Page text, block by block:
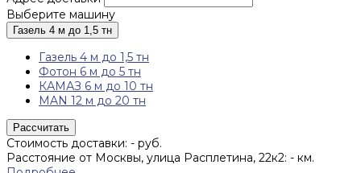
Выберите машину
Газель 4 м до 1,5 тн
Газель 4 м до 1,5 тн
Фотон 6 м до 5 тн
КАМАЗ 6 м до 10 тн
MAN 12 м до 20 тн
Рассчитать
Стоимость доставки: - руб.
Расстояние от Москвы, улица Расплетина, 22к2: - км.